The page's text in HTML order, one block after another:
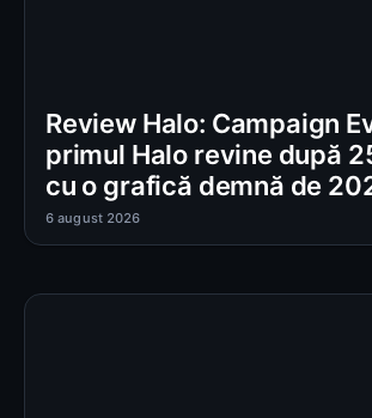
Review Halo: Campaign
primul Halo revine după
cu o grafică demnă de
6 august 2026